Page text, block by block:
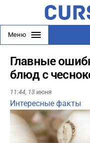
Меню
Главные
блюд с
11:44, 13 июня
Интересные факты